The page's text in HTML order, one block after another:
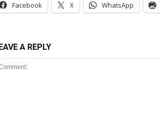
Facebook X WhatsApp
A REPLY